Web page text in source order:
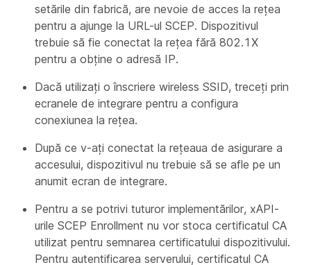
setările din fabrică, are nevoie de acces la rețea
pentru a ajunge la URL-ul SCEP. Dispozitivul
trebuie să fie conectat la rețea fără 802.1X
pentru a obține o adresă IP.
Dacă utilizați o înscriere wireless SSID, treceți prin
ecranele de integrare pentru a configura
conexiunea la rețea.
După ce v-ați conectat la rețeaua de asigurare a
accesului, dispozitivul nu trebuie să se afle pe un
anumit ecran de integrare.
Pentru a se potrivi tuturor implementărilor, xAPI-
urile SCEP Enrollment nu vor stoca certificatul CA
utilizat pentru semnarea certificatului dispozitivului.
Pentru autentificarea serverului, certificatul CA